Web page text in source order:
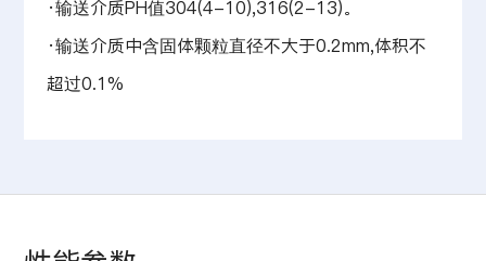
·输送介质PH值304(4-10),316(2-13)。
·输送介质中含固体颗粒直径不大于0.2mm,体积不
超过0.1%